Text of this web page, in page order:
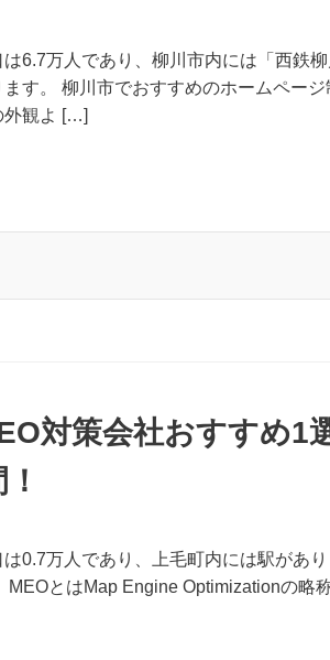
6.7万人であり、柳川市内には「西鉄
す。 柳川市でおすすめのホームペー
外観よ […]
対策会社おすすめ1
0.7万人であり、上毛町内には駅があ
MEOとはMap Engine Optimizationの略